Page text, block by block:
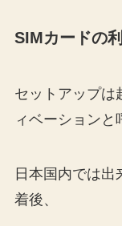
SIMカードの
セットアップは
ィベーションと
日本国内では出
着後、